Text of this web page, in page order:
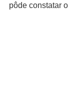
pôde constatar